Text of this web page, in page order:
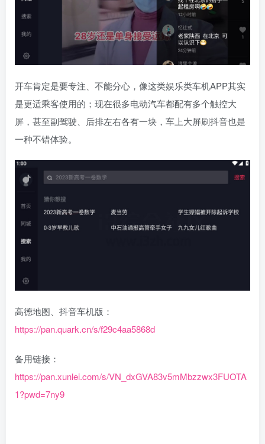
开车肯定是要专注、不能分心，像这类娱乐类车机APP其实
是更适乘客使用的；现在很多电动汽车都配有多个触控大
屏，甚至副驾驶、后排左右各有一块，车上大屏刷抖音也是
一种不错体验。
高德地图、抖音车机版：
https://pan.quark.cn/s/f29c4aa5868d
备用链接：
https://pan.xunlei.com/s/VN_dxGVA83v5mMbzzwx3FUOTA
1?pwd=7ny9